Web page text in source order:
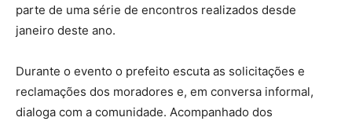
parte de uma série de encontros realizados desde
janeiro deste ano.
Durante o evento o prefeito escuta as solicitações e
reclamações dos moradores e, em conversa informal,
dialoga com a comunidade. Acompanhado dos